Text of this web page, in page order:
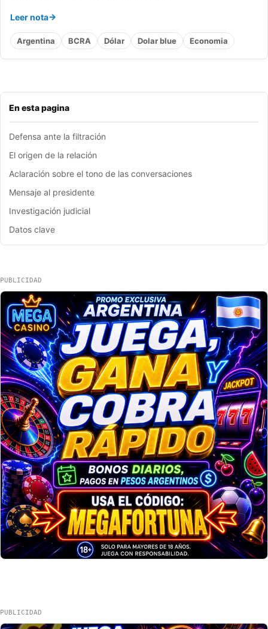
En esta pagina
Defensa ante la filtración
El origen de la relación
Aclaración sobre el tono de las conversaciones
Mensaje al presidente
Investigación judicial
Datos clave
Leer nota
Argentina BCRA Dólar Dolar blue Economia
PUBLICIDAD
PUBLICIDAD